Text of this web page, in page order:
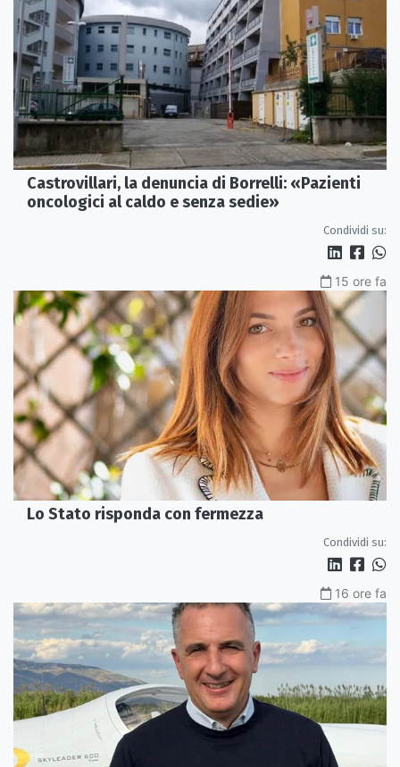
Castrovillari, la denuncia di Borrelli: «Pazienti
oncologici al caldo e senza sedie»
Condividi su:
15 ore fa
Lo Stato risponda con fermezza
Condividi su:
16 ore fa